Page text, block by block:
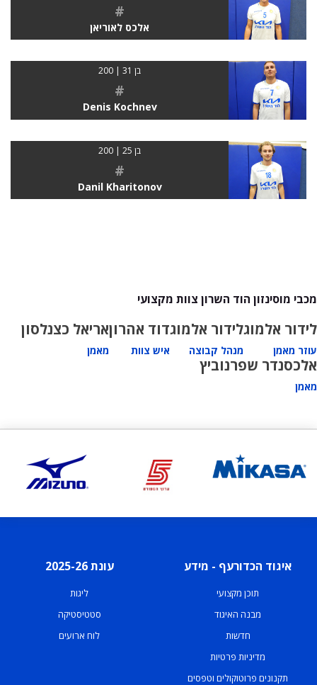
#
אלכס לאוריאן
בן 31 | 200
#
Denis Kochnev
בן 25 | 200
#
Danil Kharitonov
מכבי מוסינזון הוד השרון צוות מקצועי
לידור אלמוג
עוזר מאמן
לידור אלמוג
מנהל קבוצה
דוד אהרון
איש צוות
אריאל כצנלסון
מאמן
אלכסנדר שפרנוביץ
מאמן
איגוד הכדורעף - מידע
תוכן מקצועי
מבנה האיגוד
חדשות
מדיניות פרטיות
תקנונים פרוטוקולים וטפסים
עונת 2025-26
ליגות
סטטיסטיקה
לוח ארועים